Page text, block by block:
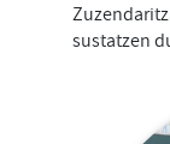
sustatzen